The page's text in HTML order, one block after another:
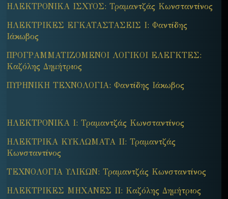
ΗΛΕΚΤΡΟΝΙΚΑ ΙΣΧΥΟΣ: Τραμαντζάς Κωνσταντίνος
ΗΛΕΚΤΡΙΚΕΣ ΕΓΚΑΤΑΣΤΑΣΕΙΣ Ι: Φαντίδης
Ιάκωβος
ΠΡΟΓΡΑΜΜΑΤΙΖΟΜΕΝΟΙ ΛΟΓΙΚΟΙ ΕΛΕΓΚΤΕΣ:
Καζόλης Δημήτριος
ΠΥΡΗΝΙΚΗ ΤΕΧΝΟΛΟΓΙΑ: Φαντίδης Ιάκωβος
ΗΛΕΚΤΡΟΝΙΚΑ I: Τραμαντζάς Κωνσταντίνος
ΗΛΕΚΤΡΙΚΑ ΚΥΚΛΩΜΑΤΑ ΙΙ: Τραμαντζάς
Κωνσταντίνος
ΤΕΧΝΟΛΟΓΙΑ ΥΛΙΚΩΝ: Τραμαντζάς Κωνσταντίνος
ΗΛΕΚΤΡΙΚΕΣ ΜΗΧΑΝΕΣ ΙΙ: Καζόλης Δημήτριος